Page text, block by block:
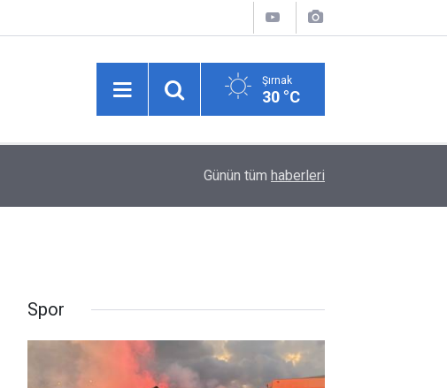
Şırnak
30 °C
İnternet kullanan bireylerin oranı yüzde 92,3
Günün tüm haberleri
Spor